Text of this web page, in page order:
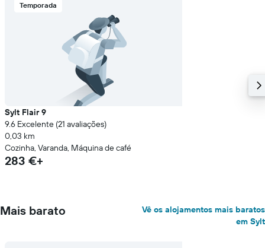
Temporada
Sylt Flair 9
9.6 Excelente (21 avaliações)
0,03 km
Cozinha, Varanda, Máquina de café
283 €+
Mais barato
Vê os alojamentos mais baratos
em Sylt